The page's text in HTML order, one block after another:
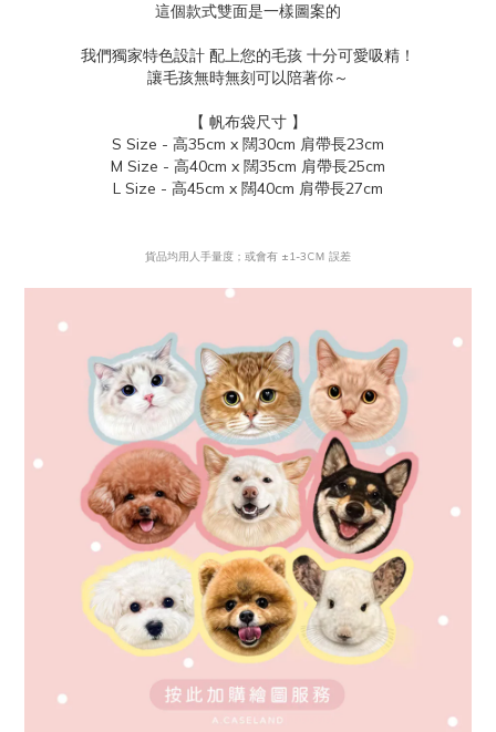
這個款式雙面是一樣圖案的
我們獨家特色設計 配上您的毛孩 十分可愛吸精！
讓毛孩無時無刻可以陪著你～
【 帆布袋尺寸 】
S Size - 高35cm x 闊30cm 肩帶長23cm
M Size - 高40cm x 闊35cm 肩帶長25cm
L Size - 高45cm x 闊40cm 肩帶長27cm
貨品均用人手量度；或會有 ±1-3CＭ 誤差